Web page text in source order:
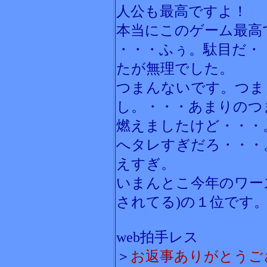
人公も最高ですよ！
本当にこのゲーム最高
・・・ふぅ。駄目だ
たが無理でした。
つまんないです。つ
し。・・・あまりの
燃えましたけど・・
へタレすぎだろ・・
えすぎ。
いまんとこ今年のワ
されてる)の１位です
web拍手レス
＞ お返事ありがとう